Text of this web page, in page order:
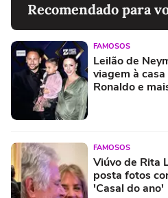
Recomendado para
FAMOSOS
Leilão de
viagem à
Ronaldo e
FAMOSOS
Viúvo de Rita
posta fotos
'Casal do ano'